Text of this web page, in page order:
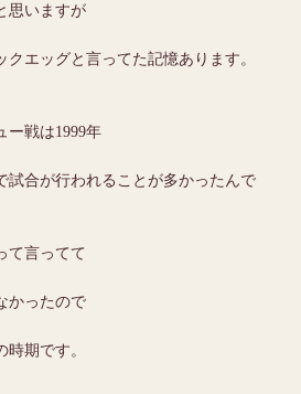
思いますが
エッグと言ってた記憶あります。
ー戦は1999年
試合が行われることが多かったんで
て言ってて
かったので
時期です。